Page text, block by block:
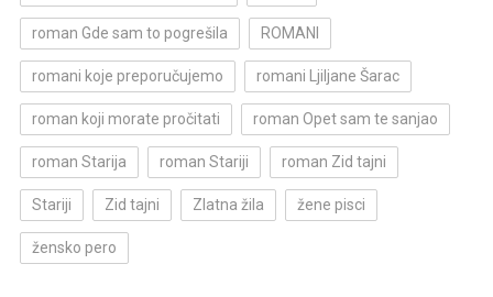
roman Gde sam to pogrešila ROMANI
romani koje preporučujemo romani Ljiljane Šarac
roman koji morate pročitati roman Opet sam te sanjao
roman Starija roman Stariji roman Zid tajni
Stariji Zid tajni Zlatna žila žene pisci
žensko pero